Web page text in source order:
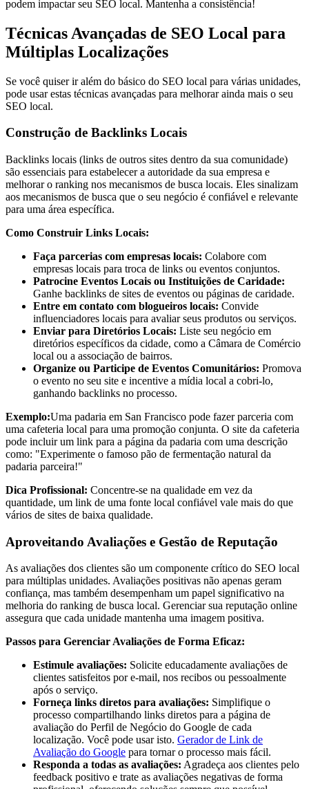
podem impactar seu SEO local. Mantenha a consistência!
Técnicas Avançadas de SEO Local para
Múltiplas Localizações
Se você quiser ir além do básico do SEO local para várias unidades,
pode usar estas técnicas avançadas para melhorar ainda mais o seu
SEO local.
Construção de Backlinks Locais
Backlinks locais (links de outros sites dentro da sua comunidade)
são essenciais para estabelecer a autoridade da sua empresa e
melhorar o ranking nos mecanismos de busca locais. Eles sinalizam
aos mecanismos de busca que o seu negócio é confiável e relevante
para uma área específica.
Como Construir Links Locais:
Faça parcerias com empresas locais: Colabore com
empresas locais para troca de links ou eventos conjuntos.
Patrocine Eventos Locais ou Instituições de Caridade:
Ganhe backlinks de sites de eventos ou páginas de caridade.
Entre em contato com blogueiros locais: Convide
influenciadores locais para avaliar seus produtos ou serviços.
Enviar para Diretórios Locais: Liste seu negócio em
diretórios específicos da cidade, como a Câmara de Comércio
local ou a associação de bairros.
Organize ou Participe de Eventos Comunitários: Promova
o evento no seu site e incentive a mídia local a cobri-lo,
ganhando backlinks no processo.
Exemplo:Uma padaria em San Francisco pode fazer parceria com
uma cafeteria local para uma promoção conjunta. O site da cafeteria
pode incluir um link para a página da padaria com uma descrição
como: "Experimente o famoso pão de fermentação natural da
padaria parceira!"
Dica Profissional: Concentre-se na qualidade em vez da
quantidade, um link de uma fonte local confiável vale mais do que
vários de sites de baixa qualidade.
Aproveitando Avaliações e Gestão de Reputação
As avaliações dos clientes são um componente crítico do SEO local
para múltiplas unidades. Avaliações positivas não apenas geram
confiança, mas também desempenham um papel significativo na
melhoria do ranking de busca local. Gerenciar sua reputação online
assegura que cada unidade mantenha uma imagem positiva.
Passos para Gerenciar Avaliações de Forma Eficaz:
Estimule avaliações: Solicite educadamente avaliações de
clientes satisfeitos por e-mail, nos recibos ou pessoalmente
após o serviço.
Forneça links diretos para avaliações: Simplifique o
processo compartilhando links diretos para a página de
avaliação do Perfil de Negócio do Google de cada
localização. Você pode usar isto. Gerador de Link de
Avaliação do Google para tornar o processo mais fácil.
Responda a todas as avaliações: Agradeça aos clientes pelo
feedback positivo e trate as avaliações negativas de forma